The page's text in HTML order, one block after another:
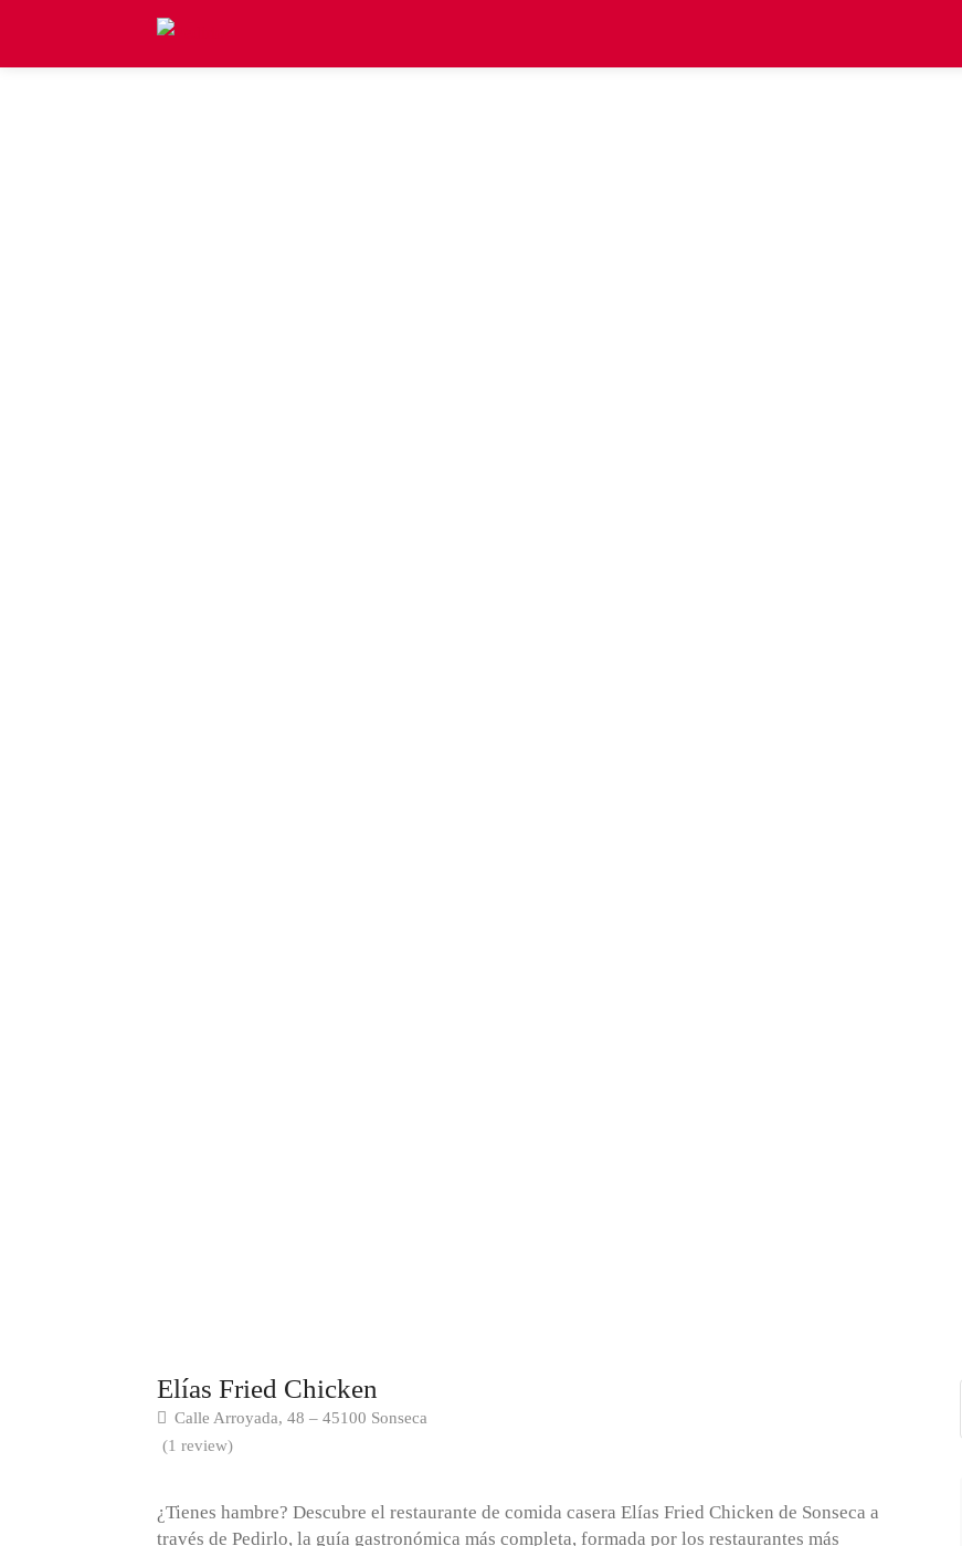
Elías Fried Chicken
Calle Arroyada, 48 – 45100 Sonseca
(1 review)
¿Tienes hambre? Descubre el restaurante de comida casera Elías Fried Chicken de Sonseca a
través de Pedirlo, la guía gastronómica más completa, formada por los restaurantes más